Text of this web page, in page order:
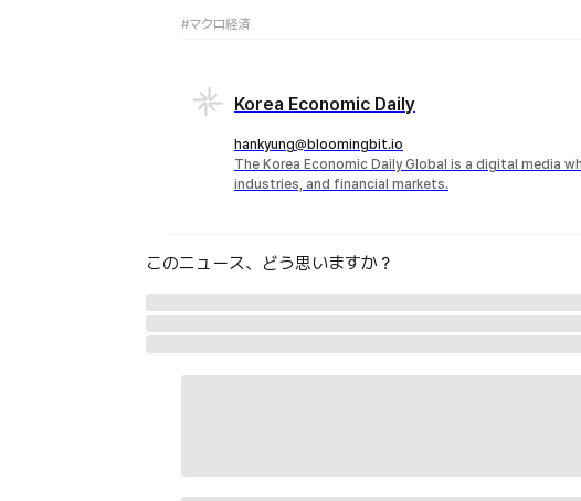
#マクロ経済
Korea Economic Daily
hankyung@bloomingbit.io
The Korea Economic Daily Global is a digital media
industries, and financial markets.
このニュース、どう思いますか？